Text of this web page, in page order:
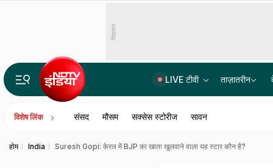
विज्ञापन
LIVE टीवी ताज़ातरीन
विशेष लिंक संसद मौसम सक्सेस स्टोरीज सावन
होम India Suresh Gopi: केरल में BJP का खाता खुलवाने वाला यह स्टार कौन है?